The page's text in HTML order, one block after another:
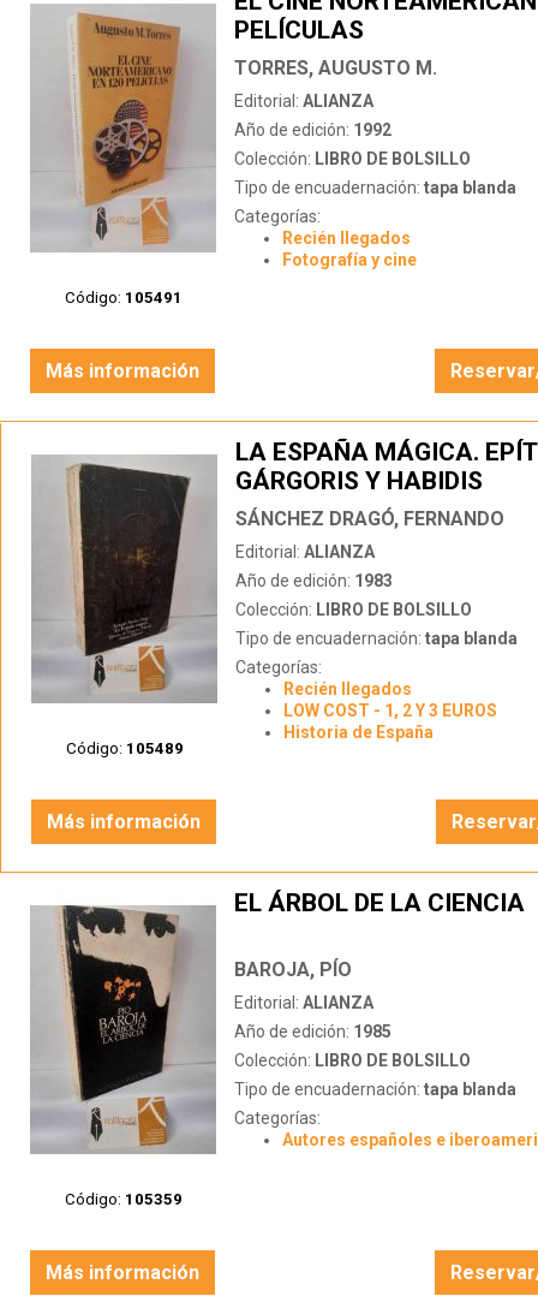
Código: 105491
PELÍCULAS
TORRES, AUGUSTO M.
Editorial: ALIANZA
Año de edición: 1992
Colección: LIBRO DE BOLSILLO
Tipo de encuadernación: tapa blanda
Categorías:
Recién llegados
Fotografía y cine
Más información
Código: 105489
LA ESPAÑA MÁGICA.
GÁRGORIS Y HABIDIS
SÁNCHEZ DRAGÓ, FERNANDO
Editorial: ALIANZA
Año de edición: 1983
Colección: LIBRO DE BOLSILLO
Tipo de encuadernación: tapa blanda
Categorías:
Recién llegados
LOW COST - 1, 2 Y 3 EUROS
Historia de España
Más información
Código: 105359
EL ÁRBOL DE LA CIENCIA
BAROJA, PÍO
Editorial: ALIANZA
Año de edición: 1985
Colección: LIBRO DE BOLSILLO
Tipo de encuadernación: tapa blanda
Categorías:
Autores españoles e
Más información